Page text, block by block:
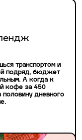
транспортом и
подряд, бюджет
А когда к
кофе за 450
половину дневного